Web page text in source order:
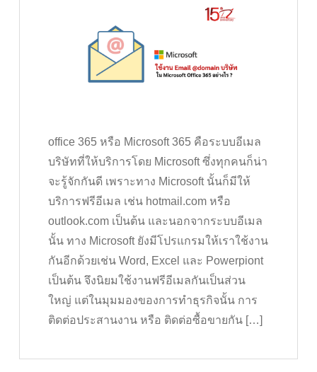
office 365 หรือ Microsoft 365 คือระบบอีเมล
บริษัทที่ให้บริการโดย Microsoft ซึ่งทุกคนก็น่า
จะรู้จักกันดี เพราะทาง Microsoft นั้นก็มีให้
บริการฟรีอีเมล เช่น hotmail.com หรือ
outlook.com เป็นต้น และนอกจากระบบอีเมล
นั้น ทาง Microsoft ยังมีโปรแกรมให้เราใช้งาน
กันอีกด้วยเช่น Word, Excel และ Powerpiont
เป็นต้น จึงนิยมใช้งานฟรีอีเมลกันเป็นส่วน
ใหญ่ แต่ในมุมมองของการทำธุรกิจนั้น การ
ติดต่อประสานงาน หรือ ติดต่อซื้อขายกัน […]